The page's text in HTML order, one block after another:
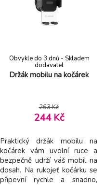
Držák mobilu na kočárek
Obvykle do 3 dnů - Skladem
dodavatel
263 Kč
244 Kč
Praktický držák mobilu na
kočárek vám uvolní ruce a
bezpečně udrží váš mobil na
dosah. Na rukojeť kočárku se
připevní rychle a snadno,